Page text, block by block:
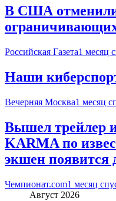
В США отменили
Российская Газета1 месяц
Наши
Вечерняя Москва1 месяц
Вышел трейлер
KARMA по
экшен появится
Чемпионат.com1 месяц
Август 2026